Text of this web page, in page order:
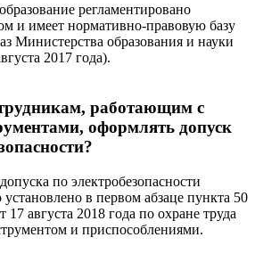
регламентировано
и имеет нормативно-правовую базу
Министерства образования и науки
2017 года).
работающим с
оформлять допуск
по электробезопасности
установлено в первом абзаце пункта 50
17 августа 2018 года по охране труда
и приспособлениями.